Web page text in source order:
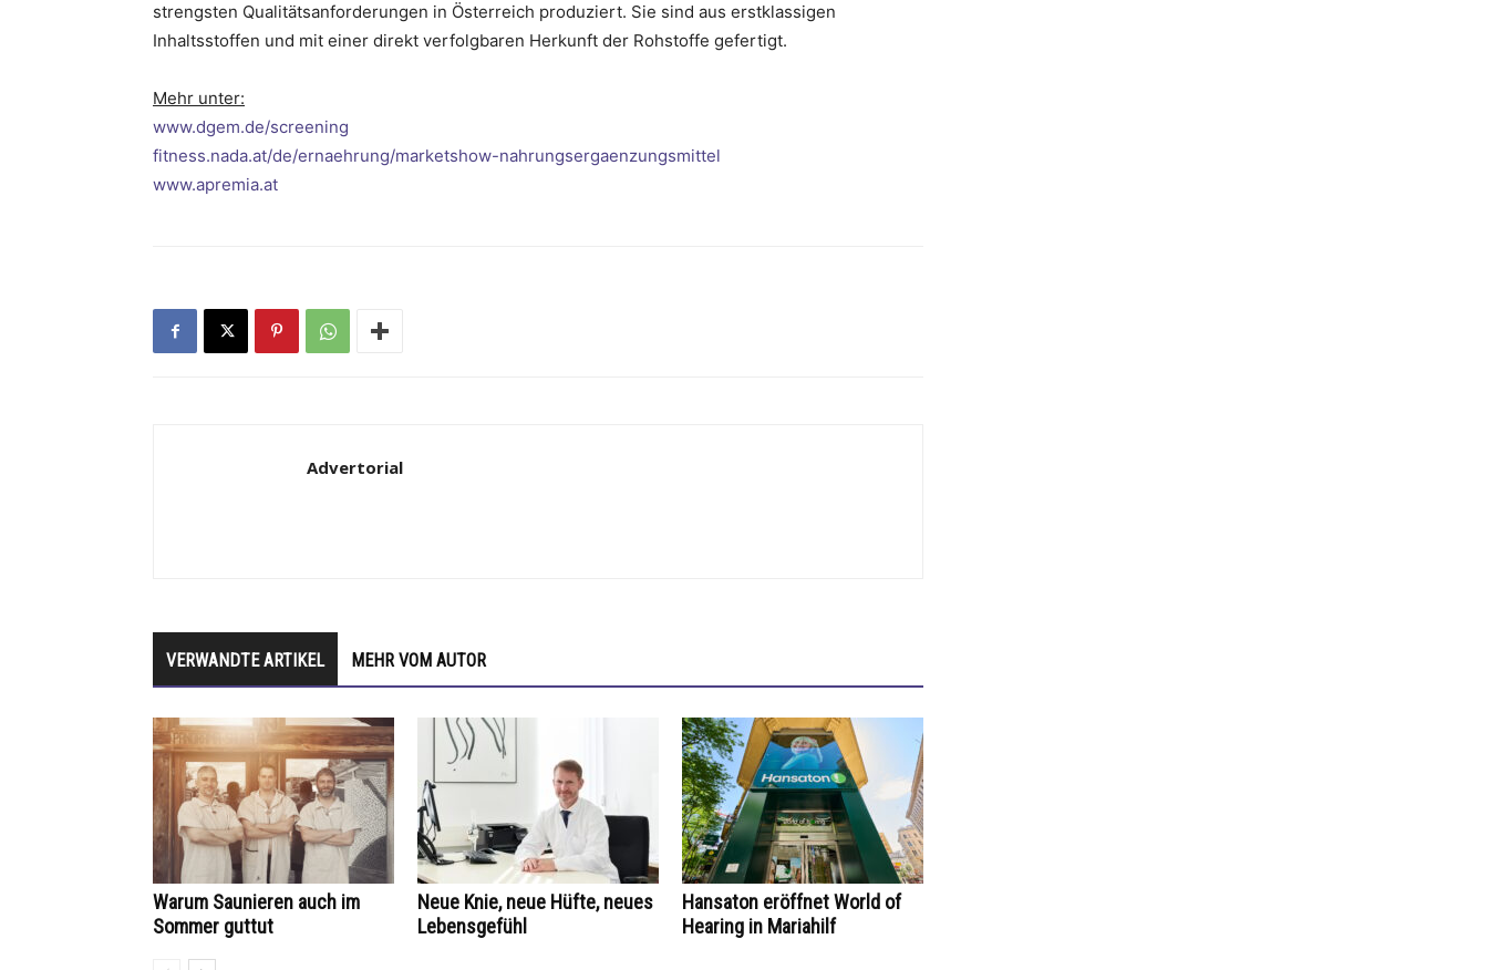
strengsten Qualitätsanforderungen in Österreich produziert. Sie sind aus erstklassigen
Inhaltsstoffen und mit einer direkt verfolgbaren Herkunft der Rohstoffe gefertigt.
Mehr unter:
www.dgem.de/screening
fitness.nada.at/de/ernaehrung/marketshow-nahrungsergaenzungsmittel
www.apremia.at
Advertorial
VERWANDTE ARTIKEL MEHR VOM AUTOR
Warum Saunieren auch im
Sommer guttut
Neue Knie, neue Hüfte, neues
Lebensgefühl
Hansaton eröffnet World of
Hearing in Mariahilf